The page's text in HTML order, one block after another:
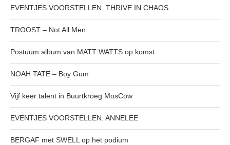
EVENTJES VOORSTELLEN: THRIVE IN CHAOS
TROOST – Not All Men
Postuum album van MATT WATTS op komst
NOAH TATE – Boy Gum
Vijf keer talent in Buurtkroeg MosCow
EVENTJES VOORSTELLEN: ANNELEE
BERGAF met SWELL op het podium